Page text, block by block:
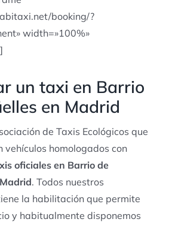
booking/?
width=»100%»
un taxi en Barrio
en Madrid
de Taxis Ecológicos que
vehículos homologados con
oficiales en Barrio de
. Todos nuestros
la habilitación que permite
y habitualmente disponemos